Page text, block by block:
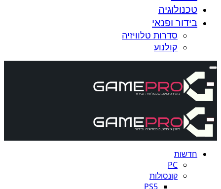
טכנולוגיה
בידור ופנאי
סדרות טלוויזיה
קולנוע
חדשות
PC
קונסולות
PS5